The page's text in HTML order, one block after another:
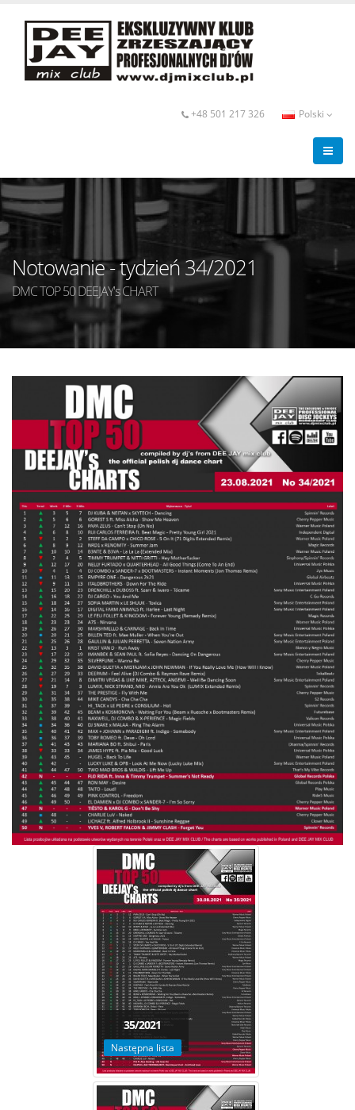
+48 501 217 326 Polski
Notowanie - tydzień 34/2021
DMC TOP 50 DEEJAY's CHART
35/2021
Następna lista